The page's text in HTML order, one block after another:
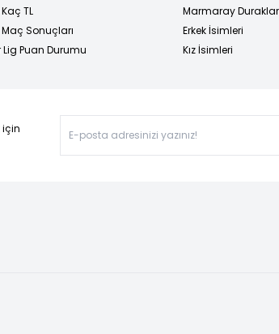
Kaç TL
Maç Sonuçları
Lig Puan Durumu
Marmaray
Erkek İsimleri
Kız İsimleri
için